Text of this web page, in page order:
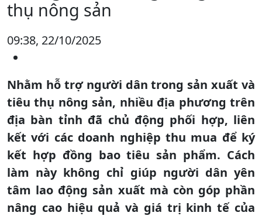
thụ nông sản
09:38, 22/10/2025
Nhằm hỗ trợ người dân trong sản xuất và
tiêu thụ nông sản, nhiều địa phương trên
địa bàn tỉnh đã chủ động phối hợp, liên
kết với các doanh nghiệp thu mua để ký
kết hợp đồng bao tiêu sản phẩm. Cách
làm này không chỉ giúp người dân yên
tâm lao động sản xuất mà còn góp phần
nâng cao hiệu quả và giá trị kinh tế của